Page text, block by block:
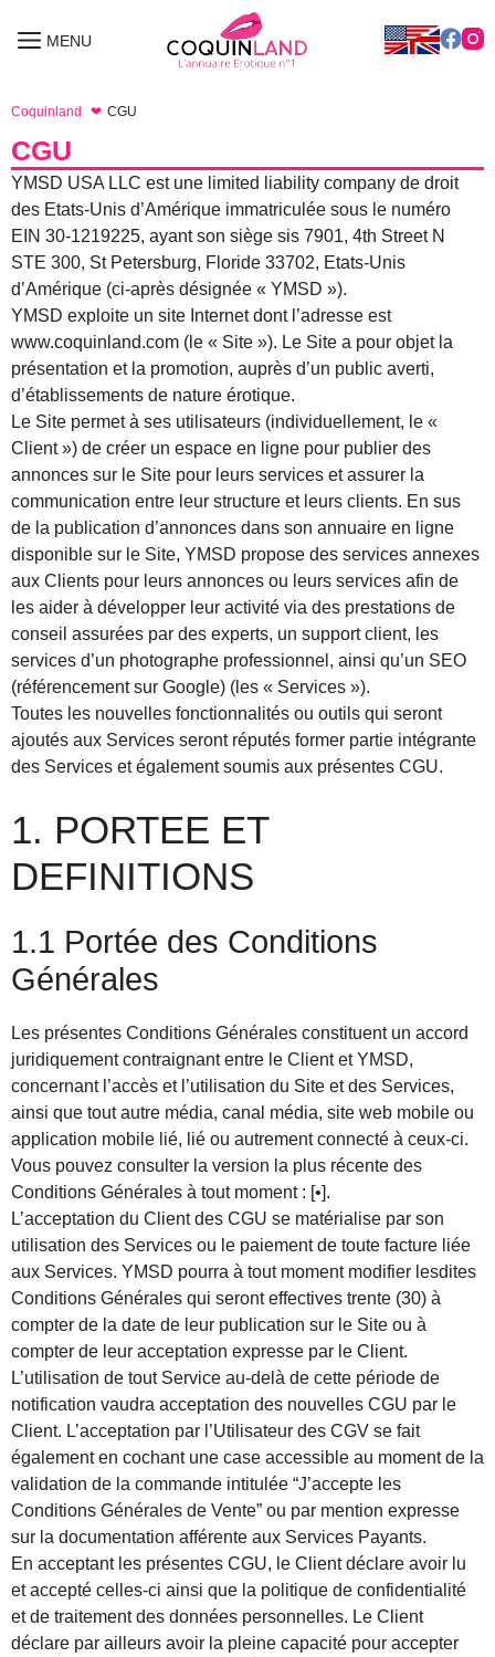
MENU
MENU
Coquinland CGU
CGU
YMSD USA LLC est une limited liability company de droit
des Etats-Unis d’Amérique immatriculée sous le numéro
EIN 30-1219225, ayant son siège sis 7901, 4th Street N
STE 300, St Petersburg, Floride 33702, Etats-Unis
d’Amérique (ci-après désignée « YMSD »).
YMSD exploite un site Internet dont l’adresse est
www.coquinland.com (le « Site »). Le Site a pour objet la
présentation et la promotion, auprès d’un public averti,
d’établissements de nature érotique.
Le Site permet à ses utilisateurs (individuellement, le «
Client ») de créer un espace en ligne pour publier des
annonces sur le Site pour leurs services et assurer la
communication entre leur structure et leurs clients. En sus
de la publication d’annonces dans son annuaire en ligne
disponible sur le Site, YMSD propose des services annexes
aux Clients pour leurs annonces ou leurs services afin de
les aider à développer leur activité via des prestations de
conseil assurées par des experts, un support client, les
services d’un photographe professionnel, ainsi qu’un SEO
(référencement sur Google) (les « Services »).
Toutes les nouvelles fonctionnalités ou outils qui seront
ajoutés aux Services seront réputés former partie intégrante
des Services et également soumis aux présentes CGU.
1. PORTEE ET
DEFINITIONS
1.1 Portée des Conditions
Générales
Les présentes Conditions Générales constituent un accord
juridiquement contraignant entre le Client et YMSD,
concernant l’accès et l’utilisation du Site et des Services,
ainsi que tout autre média, canal média, site web mobile ou
application mobile lié, lié ou autrement connecté à ceux-ci.
Vous pouvez consulter la version la plus récente des
Conditions Générales à tout moment : [•].
L’acceptation du Client des CGU se matérialise par son
utilisation des Services ou le paiement de toute facture liée
aux Services. YMSD pourra à tout moment modifier lesdites
Conditions Générales qui seront effectives trente (30) à
compter de la date de leur publication sur le Site ou à
compter de leur acceptation expresse par le Client.
L’utilisation de tout Service au-delà de cette période de
notification vaudra acceptation des nouvelles CGU par le
Client. L’acceptation par l’Utilisateur des CGV se fait
également en cochant une case accessible au moment de la
validation de la commande intitulée “J’accepte les
Conditions Générales de Vente” ou par mention expresse
sur la documentation afférente aux Services Payants.
En acceptant les présentes CGU, le Client déclare avoir lu
et accepté celles-ci ainsi que la politique de confidentialité
et de traitement des données personnelles. Le Client
déclare par ailleurs avoir la pleine capacité pour accepter